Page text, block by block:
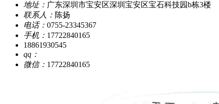
地址： 广东深圳市宝安区深圳宝安区宝石科技园b栋3楼
联系人： 陈扬
电话： 0755-23345367
手机： 17722840165
18861930545
qq：
微信： 17722840165